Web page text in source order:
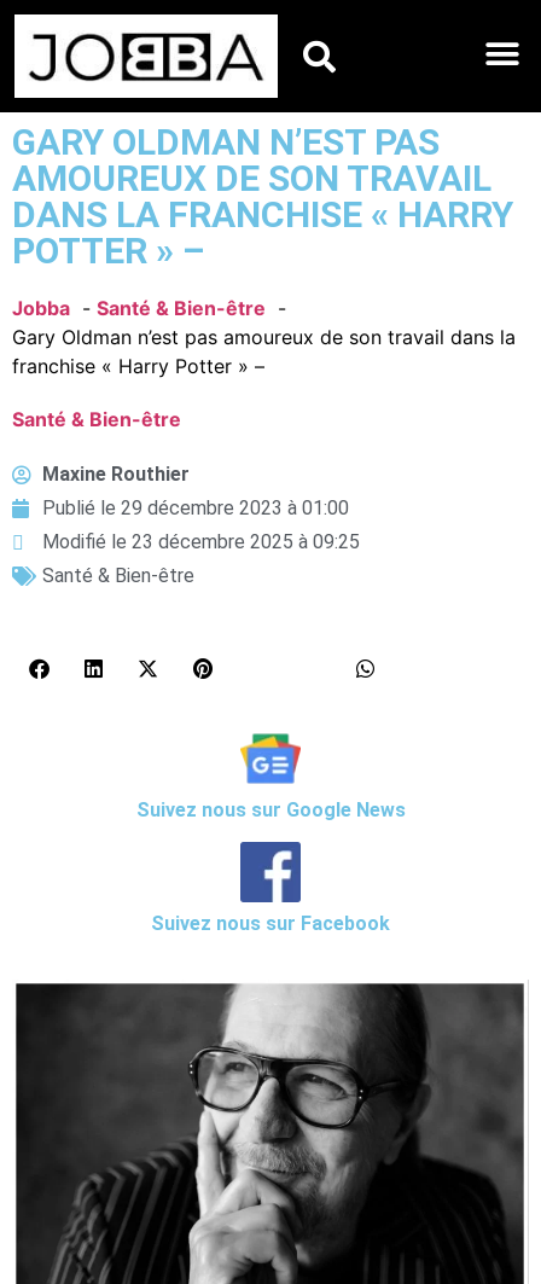
GARY OLDMAN N’EST PAS
AMOUREUX DE SON TRAVAIL
DANS LA FRANCHISE « HARRY
POTTER » –
Jobba
Santé & Bien-être
Gary Oldman n’est pas amoureux de son travail dans la
franchise « Harry Potter » –
Santé & Bien-être
Maxine Routhier
Publié le 29 décembre 2023 à 01:00
Modifié le 23 décembre 2025 à 09:25
Santé & Bien-être
Suivez nous sur Google News
Suivez nous sur Facebook